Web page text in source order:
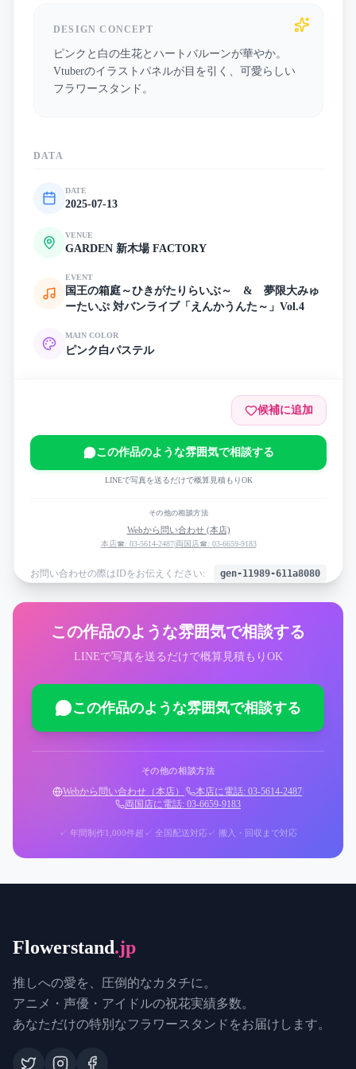
DESIGN CONCEPT
ピンクと白の生花とハートバルーンが華やか。
Vtuberのイラストパネルが目を引く、可愛らしい
フラワースタンド。
DATA
DATE
2025-07-13
VENUE
GARDEN 新木場 FACTORY
EVENT
国王の箱庭～ひきがたりらいぶ～ & 夢限大みゅ
ーたいぷ 対バンライブ「えんかうんた～」Vol.4
MAIN COLOR
ピンク 白パステル
候補に追加
この作品のような雰囲気で相談する
LINEで写真を送るだけで概算見積もりOK
その他の相談方法
Webから問い合わせ (本店)
本店☎: 03-5614-2487|両国店☎: 03-6659-9183
お問い合わせの際はIDをお伝えください: gen-11989-611a8080
この作品のような雰囲気で相談する
LINEで写真を送るだけで概算見積もりOK
この作品のような雰囲気で相談する
その他の相談方法
Webから問い合わせ（本店） 本店に電話: 03-5614-2487
両国店に電話: 03-6659-9183
✓ 年間制作1,000件超 ✓ 全国配送対応 ✓ 搬入・回収まで対応
Flowerstand.jp
推しへの愛を、圧倒的なカタチに。
アニメ・声優・アイドルの祝花実績多数。
あなただけの特別なフラワースタンドをお届けします。